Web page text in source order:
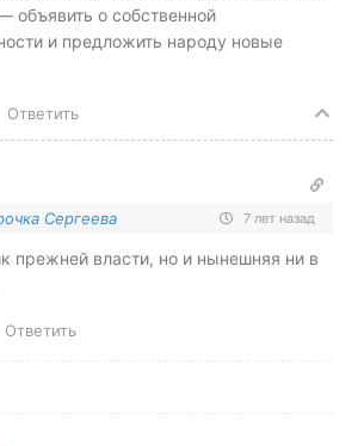
объявить о собственной
и предложить народу новые
Ответить
Сергеева 7 лет назад
прежней власти, но и нынешняя ни в
Ответить